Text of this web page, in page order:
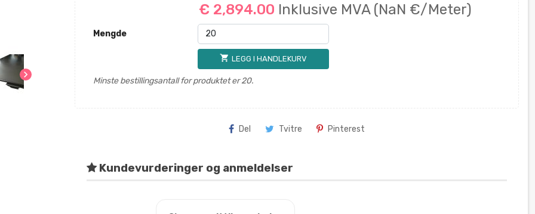
chevron_right
€ 2,894.00 Inklusive MVA (NaN €/Meter)
Mengde
shopping_cart LEGG I HANDLEKURV
Minste bestillingsantall for produktet er 20.
Del Tvitre Pinterest
Kundevurderinger og anmeldelser